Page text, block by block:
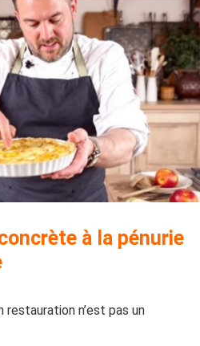
à la pénurie
restauration n’est pas un